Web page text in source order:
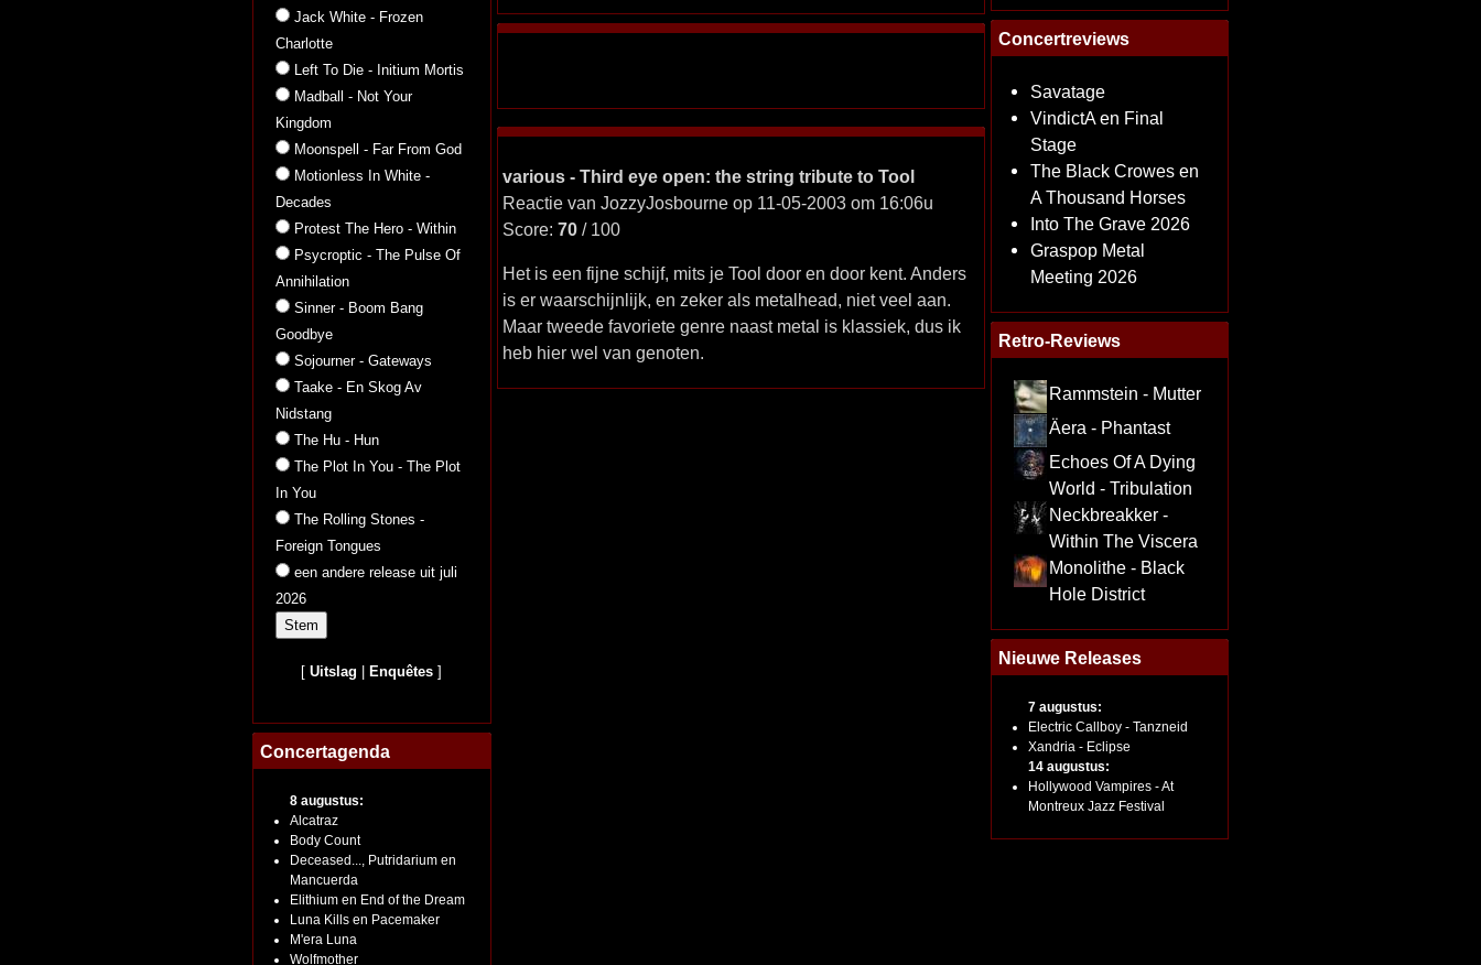
Jack White - Frozen
Charlotte
Left To Die - Initium Mortis
Madball - Not Your
Kingdom
Moonspell - Far From God
Motionless In White -
Decades
Protest The Hero - Within
Psycroptic - The Pulse Of
Annihilation
Sinner - Boom Bang
Goodbye
Sojourner - Gateways
Taake - En Skog Av
Nidstang
The Hu - Hun
The Plot In You - The Plot
In You
The Rolling Stones -
Foreign Tongues
een andere release uit juli
2026
[Uitslag Enquêtes ]
Concertagenda
8 augustus:
Alcatraz
Body Count
Deceased..., Putridarium en
Mancuerda
Elithium en End of the Dream
Luna Kills en Pacemaker
M'era Luna
Wolfmother
various - Third eye open: the string tribute to Tool
Reactie van JozzyJosbourne op 11-05-2003 om 16:06u
Score: 70/ 100
Het is een fijne schijf, mits je Tool door en door kent. Anders
is er waarschijnlijk, en zeker als metalhead, niet veel aan.
Maar tweede favoriete genre naast metal is klassiek, dus ik
heb hier wel van genoten.
Concertreviews
Savatage
VindictA en Final
Stage
The Black Crowes en
A Thousand Horses
Into The Grave 2026
Graspop Metal
Meeting 2026
Retro-Reviews
Rammstein - Mutter
Äera - Phantast
Echoes Of A Dying
World - Tribulation
Neckbreakker -
Within The Viscera
Monolithe - Black
Hole District
Nieuwe Releases
7 augustus:
Electric Callboy - Tanzneid
Xandria - Eclipse
14 augustus:
Hollywood Vampires - At
Montreux Jazz Festival